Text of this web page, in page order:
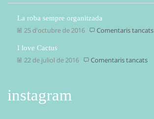
La roba sempre organitzada
25 d'octubre de 2016 Comentaris tancatsa
I love Cactus
22 de juliol de 2016 Comentaris tancatsa
instagram